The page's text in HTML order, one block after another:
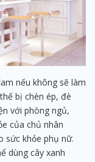
nếu không sẽ làm
bị chèn ép, đè
với phòng ngủ,
của chủ nhân
sức khỏe phụ nữ.
dùng cây xanh